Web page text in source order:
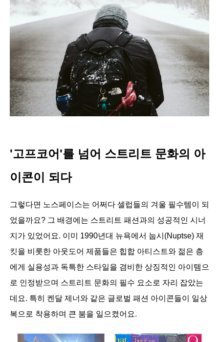
'고프코어'를 넘어 스트리트 문화의 아
이콘이 되다
그렇다면 노스페이스는 어쩌다 셀럽들의 겨울 필수템이 되
었을까요? 그 배경에는 스트리트 패션과의 성공적인 시너
지가 있었어요. 이미 1990년대 뉴욕에서 눕시(Nuptse) 재
킷을 비롯한 아웃도어 제품들은 힙합 아티스트와 젊은 층
에게 실용성과 독특한 스타일을 겸비한 상징적인 아이템으
로 인정받으며 스트리트 문화의 필수 요소로 자리 잡았는
데요. 특히 켄달 제너와 같은 글로벌 패션 아이콘들이 일상
복으로 착용하며 큰 붐을 일으켰어요.